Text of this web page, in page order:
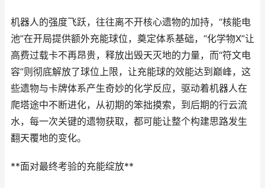
机器人的强度飞跃，往往离不开核心遗物的加持，“核能电
池”在开局提供额外充能球位，奠定体系基础，“化学物X”让
高费过载卡不再昂贵，释放出毁天灭地的力量，而“符文电
容”则彻底解放了球位上限，让充能球的效能达到巅峰，这
些遗物与卡牌体系产生奇妙的化学反应，驱动着机器人在
爬塔途中不断进化，从初期的笨拙摸索，到后期的行云流
水，每一次关键的遗物获取，都可能让整个构建思路发生
翻天覆地的变化。
**面对最终考验的充能绽放**